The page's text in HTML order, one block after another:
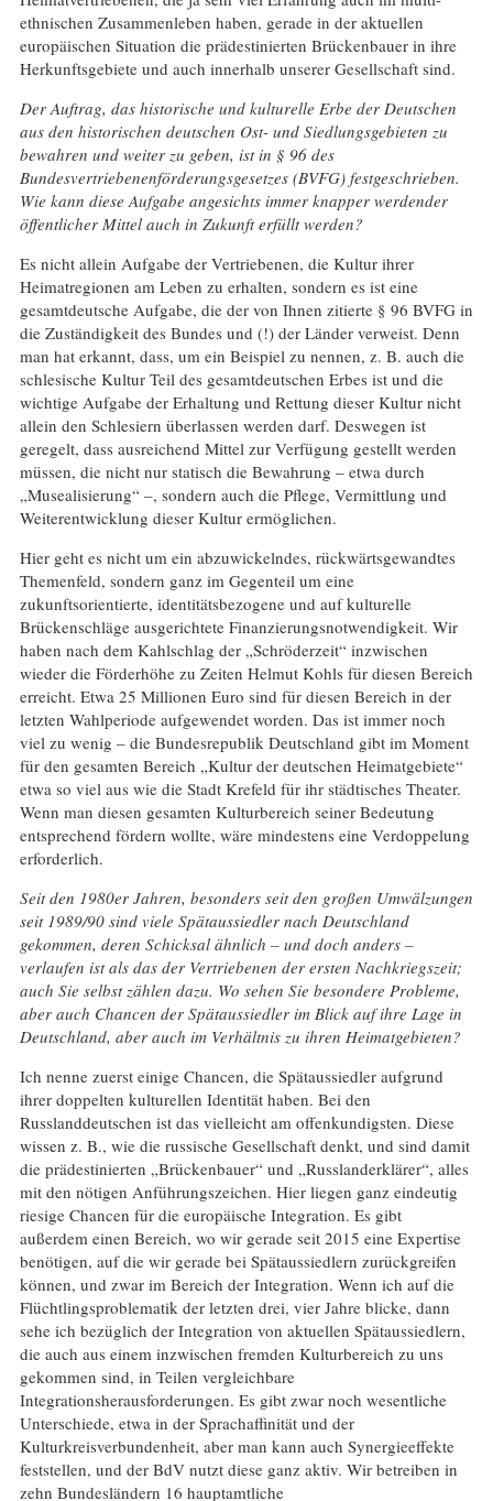
ethnischen Zusammenleben haben, gerade in der aktuellen
europäischen Situation die prädestinierten Brückenbauer in ihre
Herkunftsgebiete und auch innerhalb unserer Gesellschaft sind.
Der Auftrag, das historische und kulturelle Erbe der Deutschen
aus den historischen deutschen Ost- und Siedlungsgebieten zu
bewahren und weiter zu geben, ist in § 96 des
Bundesvertriebenenförderungsgesetzes (BVFG) festgeschrieben.
Wie kann diese Aufgabe angesichts immer knapper werdender
öffentlicher Mittel auch in Zukunft erfüllt werden?
Es nicht allein Aufgabe der Vertriebenen, die Kultur ihrer
Heimatregionen am Leben zu erhalten, sondern es ist eine
gesamtdeutsche Aufgabe, die der von Ihnen zitierte § 96 BVFG in
die Zuständigkeit des Bundes und (!) der Länder verweist. Denn
man hat erkannt, dass, um ein Beispiel zu nennen, z. B. auch die
schlesische Kultur Teil des gesamtdeutschen Erbes ist und die
wichtige Aufgabe der Erhaltung und Rettung dieser Kultur nicht
allein den Schlesiern überlassen werden darf. Deswegen ist
geregelt, dass ausreichend Mittel zur Verfügung gestellt werden
müssen, die nicht nur statisch die Bewahrung – etwa durch
„Musealisierung“ –, sondern auch die Pflege, Vermittlung und
Weiterentwicklung dieser Kultur ermöglichen.
Hier geht es nicht um ein abzuwickelndes, rückwärtsgewandtes
Themenfeld, sondern ganz im Gegenteil um eine
zukunftsorientierte, identitätsbezogene und auf kulturelle
Brückenschläge ausgerichtete Finanzierungsnotwendigkeit. Wir
haben nach dem Kahlschlag der „Schröderzeit“ inzwischen
wieder die Förderhöhe zu Zeiten Helmut Kohls für diesen Bereich
erreicht. Etwa 25 Millionen Euro sind für diesen Bereich in der
letzten Wahlperiode aufgewendet worden. Das ist immer noch
viel zu wenig – die Bundesrepublik Deutschland gibt im Moment
für den gesamten Bereich „Kultur der deutschen Heimatgebiete“
etwa so viel aus wie die Stadt Krefeld für ihr städtisches Theater.
Wenn man diesen gesamten Kulturbereich seiner Bedeutung
entsprechend fördern wollte, wäre mindestens eine Verdoppelung
erforderlich.
Seit den 1980er Jahren, besonders seit den großen Umwälzungen
seit 1989/90 sind viele Spätaussiedler nach Deutschland
gekommen, deren Schicksal ähnlich – und doch anders –
verlaufen ist als das der Vertriebenen der ersten Nachkriegszeit;
auch Sie selbst zählen dazu. Wo sehen Sie besondere Probleme,
aber auch Chancen der Spätaussiedler im Blick auf ihre Lage in
Deutschland, aber auch im Verhältnis zu ihren Heimatgebieten?
Ich nenne zuerst einige Chancen, die Spätaussiedler aufgrund
ihrer doppelten kulturellen Identität haben. Bei den
Russlanddeutschen ist das vielleicht am offenkundigsten. Diese
wissen z. B., wie die russische Gesellschaft denkt, und sind damit
die prädestinierten „Brückenbauer“ und „Russlanderklärer“, alles
mit den nötigen Anführungszeichen. Hier liegen ganz eindeutig
riesige Chancen für die europäische Integration. Es gibt
außerdem einen Bereich, wo wir gerade seit 2015 eine Expertise
benötigen, auf die wir gerade bei Spätaussiedlern zurückgreifen
können, und zwar im Bereich der Integration. Wenn ich auf die
Flüchtlingsproblematik der letzten drei, vier Jahre blicke, dann
sehe ich bezüglich der Integration von aktuellen Spätaussiedlern,
die auch aus einem inzwischen fremden Kulturbereich zu uns
gekommen sind, in Teilen vergleichbare
Integrationsherausforderungen. Es gibt zwar noch wesentliche
Unterschiede, etwa in der Sprachaffinität und der
Kulturkreisverbundenheit, aber man kann auch Synergieeffekte
feststellen, und der BdV nutzt diese ganz aktiv. Wir betreiben in
zehn Bundesländern 16 hauptamtliche